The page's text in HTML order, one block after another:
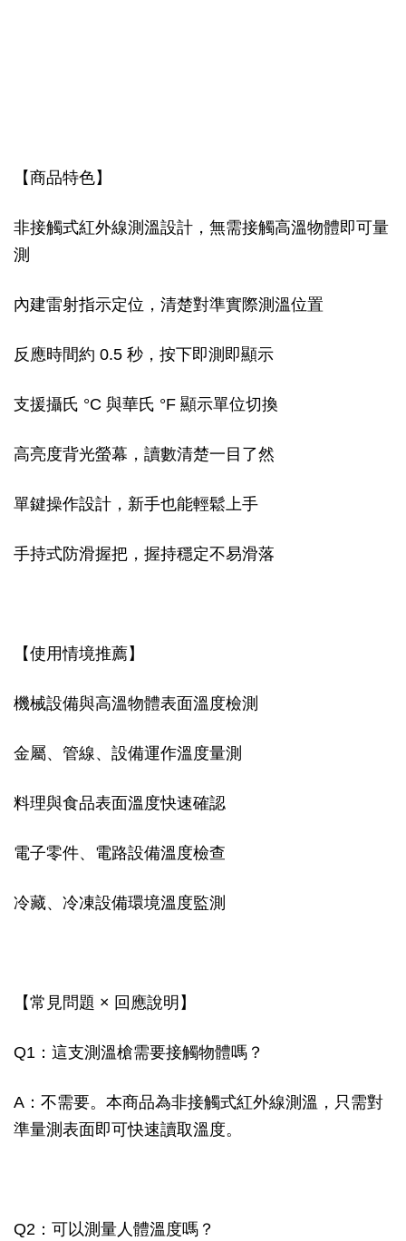
【商品特色】
非接觸式紅外線測溫設計，無需接觸高溫物體即可量
測
內建雷射指示定位，清楚對準實際測溫位置
反應時間約 0.5 秒，按下即測即顯示
支援攝氏 °C 與華氏 °F 顯示單位切換
高亮度背光螢幕，讀數清楚一目了然
單鍵操作設計，新手也能輕鬆上手
手持式防滑握把，握持穩定不易滑落
【使用情境推薦】
機械設備與高溫物體表面溫度檢測
金屬、管線、設備運作溫度量測
料理與食品表面溫度快速確認
電子零件、電路設備溫度檢查
冷藏、冷凍設備環境溫度監測
【常見問題 × 回應說明】
Q1：這支測溫槍需要接觸物體嗎？
A：不需要。本商品為非接觸式紅外線測溫，只需對
準量測表面即可快速讀取溫度。
Q2：可以測量人體溫度嗎？